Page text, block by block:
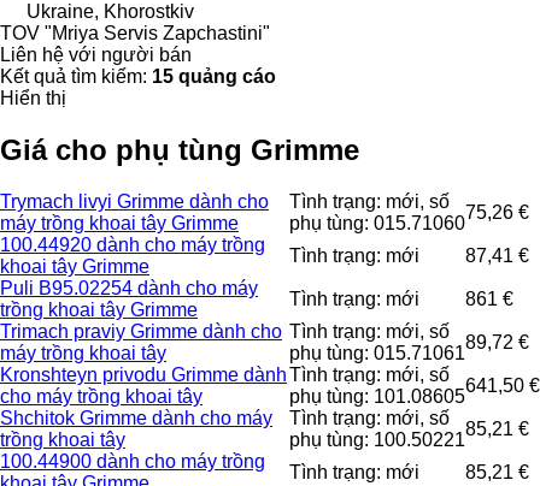
Ukraine, Khorostkiv
TOV "Mriya Servis Zapchastini"
Liên hệ với người bán
Kết quả tìm kiếm: 15 quảng cáo
Hiển thị
Giá cho phụ tùng Grimme
Trymach livyi Grimme dành cho
máy trồng khoai tây Grimme
Tình trạng: mới, số
phụ tùng: 015.71060
75,26 €
100.44920 dành cho máy trồng
khoai tây Grimme
Tình trạng: mới
87,41 €
Puli B95.02254 dành cho máy
trồng khoai tây Grimme
Tình trạng: mới
861 €
Trimach praviy Grimme dành cho
máy trồng khoai tây
Tình trạng: mới, số
phụ tùng: 015.71061
89,72 €
Kronshteyn privodu Grimme dành
cho máy trồng khoai tây
Tình trạng: mới, số
phụ tùng: 101.08605
641,50 €
Shchitok Grimme dành cho máy
trồng khoai tây
Tình trạng: mới, số
phụ tùng: 100.50221
85,21 €
100.44900 dành cho máy trồng
Tình trạng: mới
85,21 €